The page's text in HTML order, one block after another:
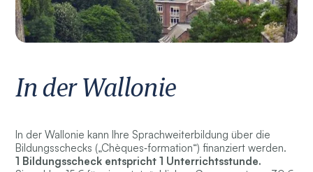
In der Wallonie
In der Wallonie kann Ihre Sprachweiterbildung über die
Bildungsschecks („Chèques‑formation“) finanziert werden.
1 Bildungsscheck entspricht 1 Unterrichtsstunde.